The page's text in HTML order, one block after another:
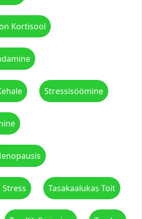
Kortisool
Stressisöömine
Stress Tasakaalukas Toit